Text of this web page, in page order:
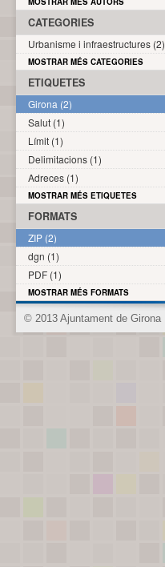
CATEGORIES
Urbanisme i infraestructures (2)
MOSTRAR MÉS CATEGORIES
ETIQUETES
Girona (2)
Salut (1)
Límit (1)
Delimitacions (1)
Adreces (1)
MOSTRAR MÉS ETIQUETES
FORMATS
ZIP (2)
dgn (1)
PDF (1)
MOSTRAR MÉS FORMATS
© 2013 Ajuntament de Girona